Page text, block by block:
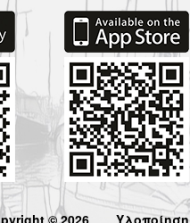
© 2026 Υλοποίηση